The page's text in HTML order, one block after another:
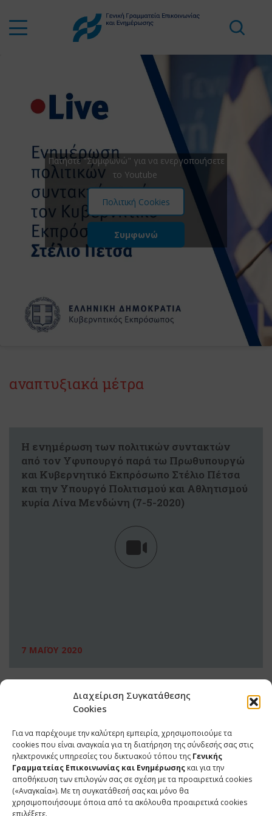
Διαχείριση Συγκατάθεσης
Cookies
Για να παρέχουμε την καλύτερη εμπειρία, χρησιμοποιούμε τα
cookies που είναι αναγκαία για τη διατήρηση της σύνδεσής σας στις
ηλεκτρονικές υπηρεσίες του δικτυακού τόπου της Γενικής
Γραμματείας Επικοινωνίας και Ενημέρωσης και για την
αποθήκευση των επιλογών σας σε σχέση με τα προαιρετικά cookies
(«Αναγκαία»). Με τη συγκατάθεσή σας και μόνο θα
χρησιμοποιήσουμε όποια από τα ακόλουθα προαιρετικά cookies
επιλέξετε.
Πατήστε "Συμφωνώ" για να ενεργοποιήσετε
το Youtube
Πολιτική Cookies
Συμφωνώ
αναπτυξιακά μέτρα
Η ενημέρωση των πολιτικών συντακτών
από τον Υφυπουργό παρά τω Πρωθυπουργώ
και Κυβερνητικό Εκπρόσωπο Στέλιο Πέτσα
και την Υπουργό Πολιτισμού και Αθλητισμού
κυρία Λίνα Μενδώνη (7-5-2020)
7 ΜΑΪΟΥ 2020
ΕΠΙΚΟΙΝΩΝΙΑ